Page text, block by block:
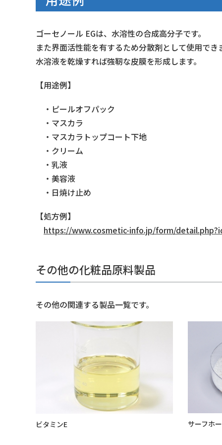
ゴーセノール EGは、水溶性の合成高分子です。
また界面活性能を有するため分散剤として使用でき
水溶液を乾燥すれば強靭な皮膜を形成します。
【用途例】
・ピールオフパック
・マスカラ
・マスカラトップコート下地
・クリーム
・乳液
・美容液
・日焼け止め
【処方例】
https://www.cosmetic-info.jp/form/
その他の化粧品原料製品
その他の関連する製品一覧です。
ビタミンE サーフホ